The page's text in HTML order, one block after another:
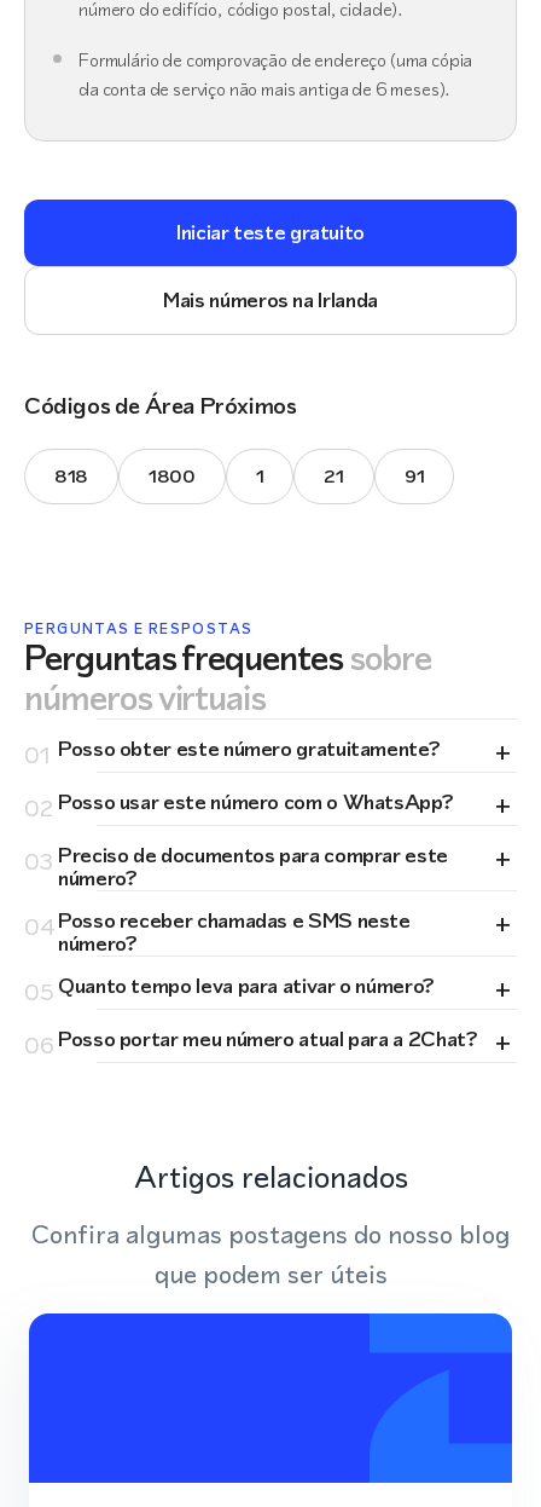
número do edifício, código postal, cidade).
Formulário de comprovação de endereço (uma cópia
da conta de serviço não mais antiga de 6 meses).
Iniciar teste gratuito
Mais números na Irlanda
Códigos de Área Próximos
818 1800 1 21 91
PERGUNTAS E RESPOSTAS
Perguntas frequentessobre
números virtuais
01 Posso obter este número gratuitamente? +
02 Posso usar este número com o WhatsApp? +
03 Preciso de documentos para comprar este
número? +
04Posso receber chamadas e SMS neste
número? +
05 Quanto tempo leva para ativar o número? +
06 Posso portar meu número atual para a 2Chat? +
Artigos relacionados
Confira algumas postagens do nosso blog
que podem ser úteis